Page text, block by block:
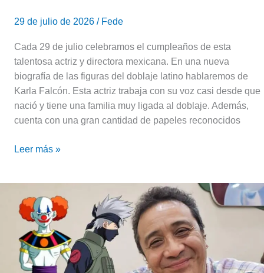
29 de julio de 2026 / Fede
Cada 29 de julio celebramos el cumpleaños de esta
talentosa actriz y directora mexicana. En una nueva
biografía de las figuras del doblaje latino hablaremos de
Karla Falcón. Esta actriz trabaja con su voz casi desde que
nació y tiene una familia muy ligada al doblaje. Además,
cuenta con una gran cantidad de papeles reconocidos
Leer más »
Obregón:
Biografía
de
la
voz